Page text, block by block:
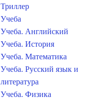
Триллер
Учеба
Учеба. Английский
Учеба. История
Учеба. Математика
Учеба. Русский язык и
литература
Учеба. Физика